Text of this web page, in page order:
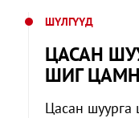
ШҮЛГҮҮД
ЦАСАН
ШИГ
Цасан шуурга